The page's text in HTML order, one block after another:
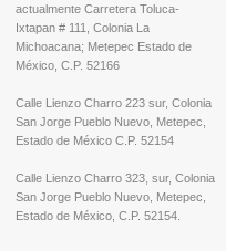
actualmente Carretera Toluca-
Ixtapan # 111, Colonia La
Michoacana; Metepec Estado de
México, C.P. 52166
Calle Lienzo Charro 223 sur, Colonia
San Jorge Pueblo Nuevo, Metepec,
Estado de México C.P. 52154
Calle Lienzo Charro 323, sur, Colonia
San Jorge Pueblo Nuevo, Metepec,
Estado de México, C.P. 52154.